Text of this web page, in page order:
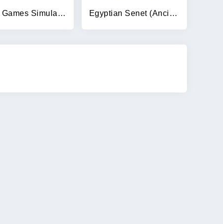
Police Games Simulator: PGS 3d Egyptian Senet (Ancient Egypt)